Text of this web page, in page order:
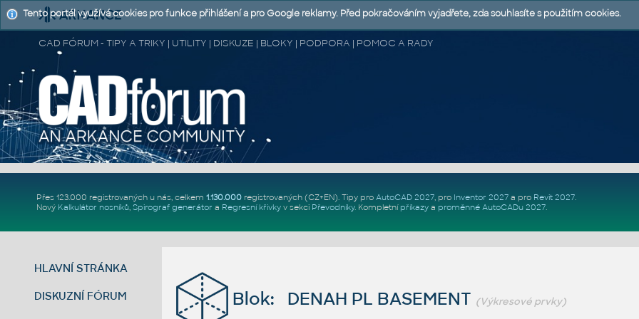
CAD FÓRUM - TIPY A TRIKY | UTILITY | DISKUZE | BLOKY | PODPORA | POMOC A RADY
Přes 123.000 registrovaných u nás, celkem 1.130.000registrovaných (CZ+EN). Tipy pro AutoCAD 2027, pro Inventor 2027a pro Revit 2027.
Nový Kalkulátor nosníků, Spirograf generátor a Regresní křivkyv sekci Převodníky. Kompletní příkazya proměnné AutoCADu 2027.
HLAVNÍ STRÁNKA
DISKUZNÍ FÓRUM Blok: DENAH PL BASEMENT (Výkresové prvky)
Tento portál využívá cookies pro funkce přihlášení a pro Google reklamy. Před pokračováním vyjadřete, zda souhlasíte s použitím cookies.